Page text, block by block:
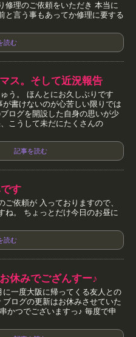
修理のご依頼をいただき 本当に
と言う事もあってか修理に要する
読む
ス。そして近況報告
う。 ほんとにお久しぶりです
書けないのが心苦しい限りでは
ログを開設した自身の思いが少
こうして未だにたくさんの
記事を読む
す
依頼が 入っておりますので、
ね。 ちょっとだけ今日のお昼に
読む
休みでござんすー♪
に一度大阪に帰ってくる友人との
ログの更新はお休みさせていた
かつでございますっ♪ 毎度で申